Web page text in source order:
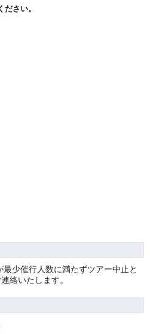
さい。
催行人数に満たずツアー中止と
絡いたします。